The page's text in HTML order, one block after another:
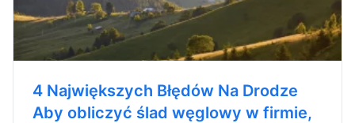
4 Największych Błędów Na Drodze
Aby obliczyć ślad węglowy w firmie,